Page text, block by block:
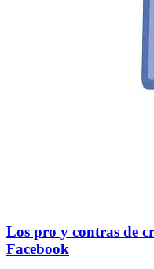
Los pro y contras de
Facebook